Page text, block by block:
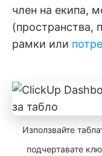
член на екипа,
(пространства,
рамки или
Използвайте
подчертавате